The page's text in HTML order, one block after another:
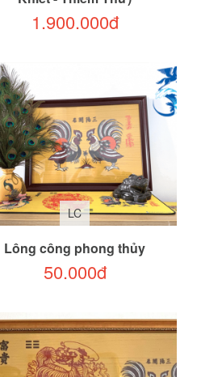
1.900.000đ
LC
Lông công phong thủy
50.000đ